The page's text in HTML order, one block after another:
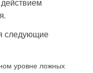
следующие
уровне ложных